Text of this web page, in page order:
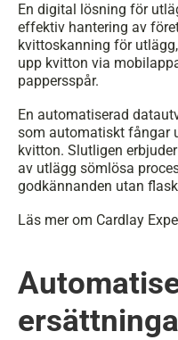
En digital lösning för
effektiv hantering av
kvittoskanning för
upp kvitton via
pappersspår.
En automatiserad
som automatiskt fångar
kvitton. Slutligen
av utlägg sömlösa
godkännanden utan
Läs mer om Cardlay